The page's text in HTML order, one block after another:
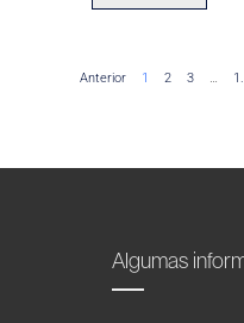
Anterior 1 2 3 …
Algumas